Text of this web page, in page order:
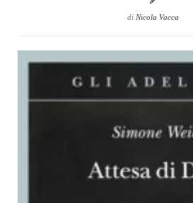
Chi siamo
Dicono di Noi
di Nicola Vacca